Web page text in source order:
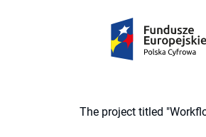
The project titled